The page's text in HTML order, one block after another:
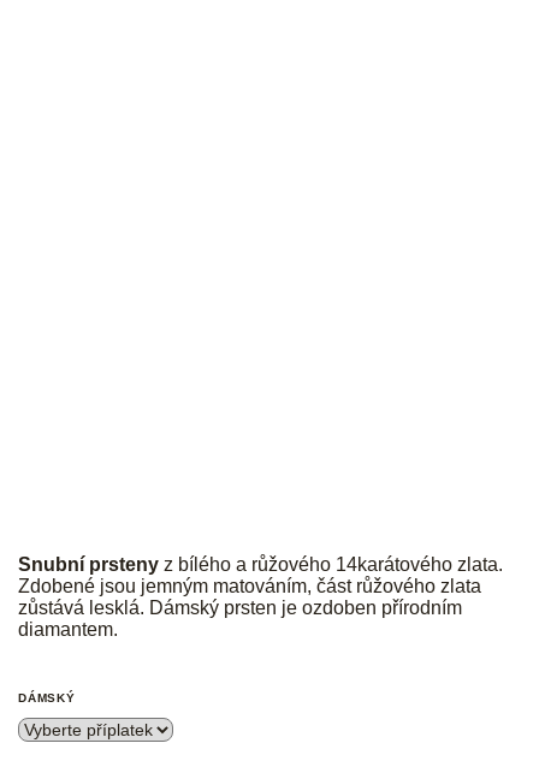
Snubní prsteny z bílého a růžového 14karátového zlata.
Zdobené jsou jemným matováním, část růžového zlata
zůstává lesklá. Dámský prsten je ozdoben přírodním
diamantem.
DÁMSKÝ